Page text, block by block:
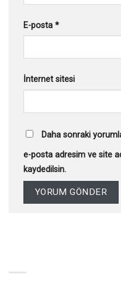
E-posta *
İnternet sitesi
Daha sonraki
e-posta adresim ve site
kaydedilsin.